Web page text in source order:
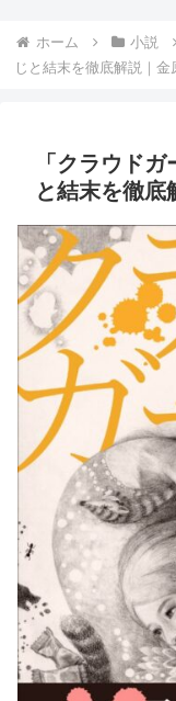
ホーム 小説
じと結末を徹底解説｜金
「クラウド
と結末を徹底